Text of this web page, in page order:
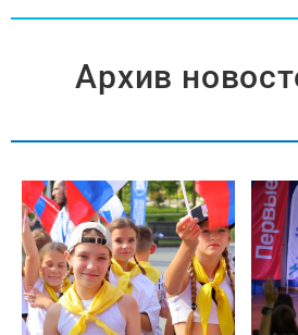
Архив